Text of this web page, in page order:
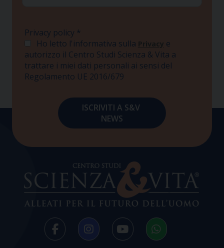
Privacy policy *
Ho letto l'informativa sulla Privacy e
autorizzo il Centro Studi Scienza & Vita a
trattare i miei dati personali ai sensi del
Regolamento UE 2016/679